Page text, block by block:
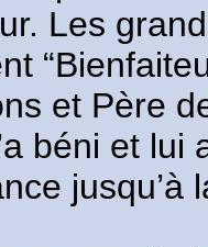
Les
et Père
béni et lui
jusqu’à